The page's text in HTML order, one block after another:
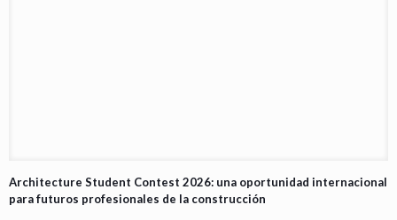
Architecture Student Contest 2026: una oportunidad internacional
para futuros profesionales de la construcción